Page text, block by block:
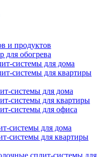
и продуктов
для обогрева
системы для дома
системы для квартиры
системы для дома
системы для квартиры
системы для офиса
системы для дома
системы для квартиры
сплит-системы для